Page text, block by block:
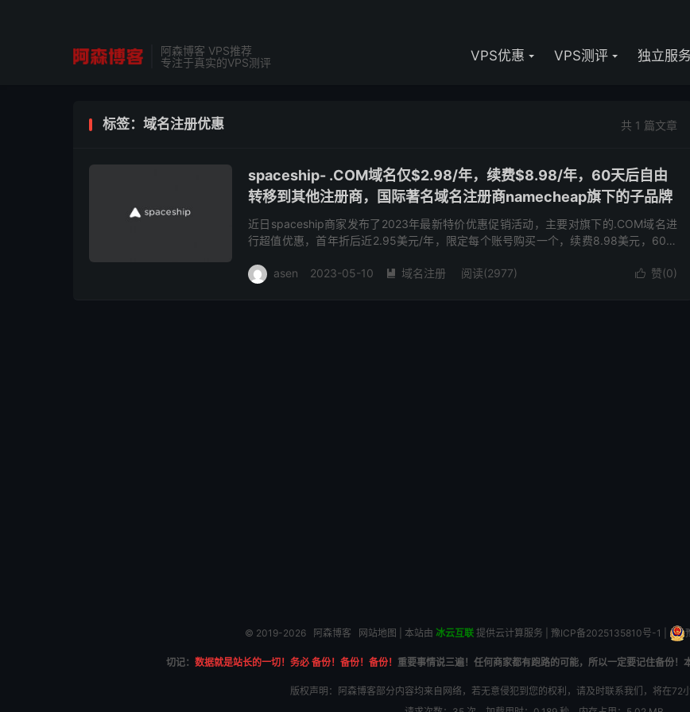
阿森博客 VPS推荐
专注于真实的VPS测评
VPS优惠 VPS测评 独立服
共 1 篇文章
标签：域名注册优惠
spaceship- .COM域名仅$2.98/年，续费$8.98/年，60天后自由
转移到其他注册商，国际著名域名注册商namecheap旗下的子品牌
近日spaceship商家发布了2023年最新特价优惠促销活动，主要对旗下的.COM域名进
行超值优惠，首年折后近2.95美元/年，限定每个账号购买一个，续费8.98美元，60天
 赞(0)
asen 2023-05-10  域名注册 阅读(2977)
© 2019-2026 阿森博客 网站地图 | 本站由 冰云互联 提供云计算服务 | 豫ICP备2025135810号-1
切记： 数据就是站长的一切！务必 备份！备份！备份！ 重要事情说三遍！任何商家都有跑路的可能，所以一定要记住备份
版权声明：阿森博客部分内容均来自网络，若无意侵犯到您的权利，请及时联系我们，将在72